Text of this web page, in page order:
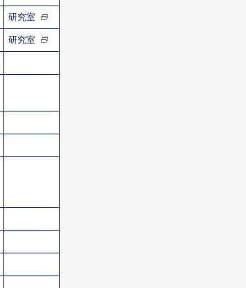
研究室
研究室